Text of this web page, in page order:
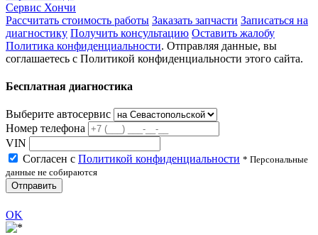
Сервис Хончи
Рассчитать стоимость работы Заказать запчасти Записаться на
диагностику Получить консультацию Оставить жалобу
Политика конфиденциальности. Отправляя данные, вы
соглашаетесь с Политикой конфиденциальности этого сайта.
Бесплатная диагностика
Выберите автосервис
Номер телефона
VIN
Согласен с Политикой конфиденциальности * Персональные
данные не собираются
Отправить
OK